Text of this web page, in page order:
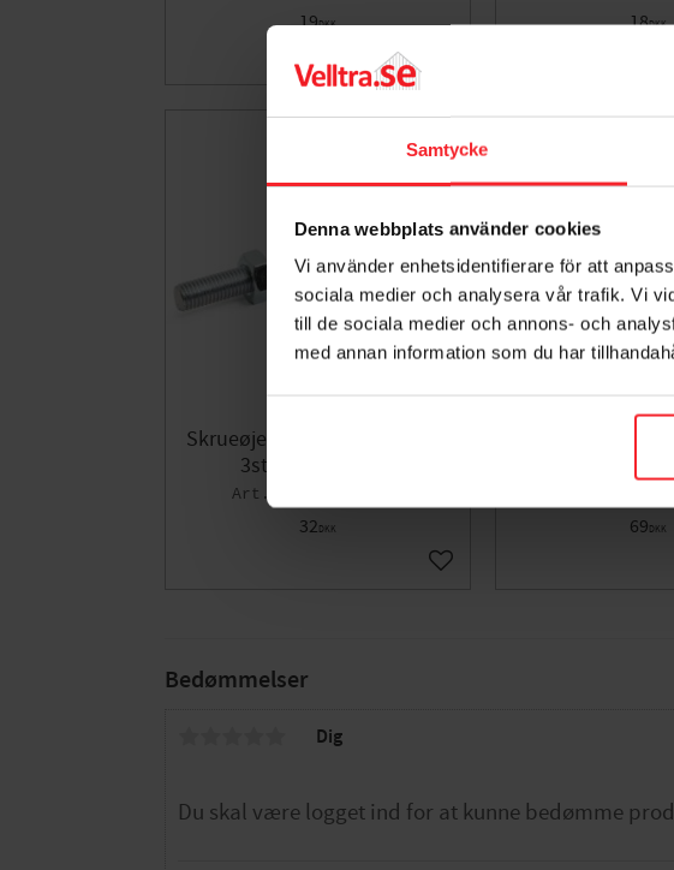
Samtycke
Denna webbplats använder cookies
Vi använder enhetsidentifierare för att
sociala medier och analysera vår trafik. Vi
till de sociala medier och annons- och
med annan information som du har
Bedømmelser
Dig
19DKK 18DKK
Skrueøje 5002, Elzinc, 64mm,
3stk, Habo 71746
32DKK
Gem som favorit
Skrueløkke 1
69DKK